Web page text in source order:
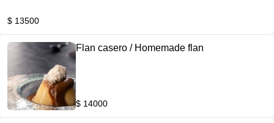
$ 13500
Flan casero / Homemade flan
$ 14000